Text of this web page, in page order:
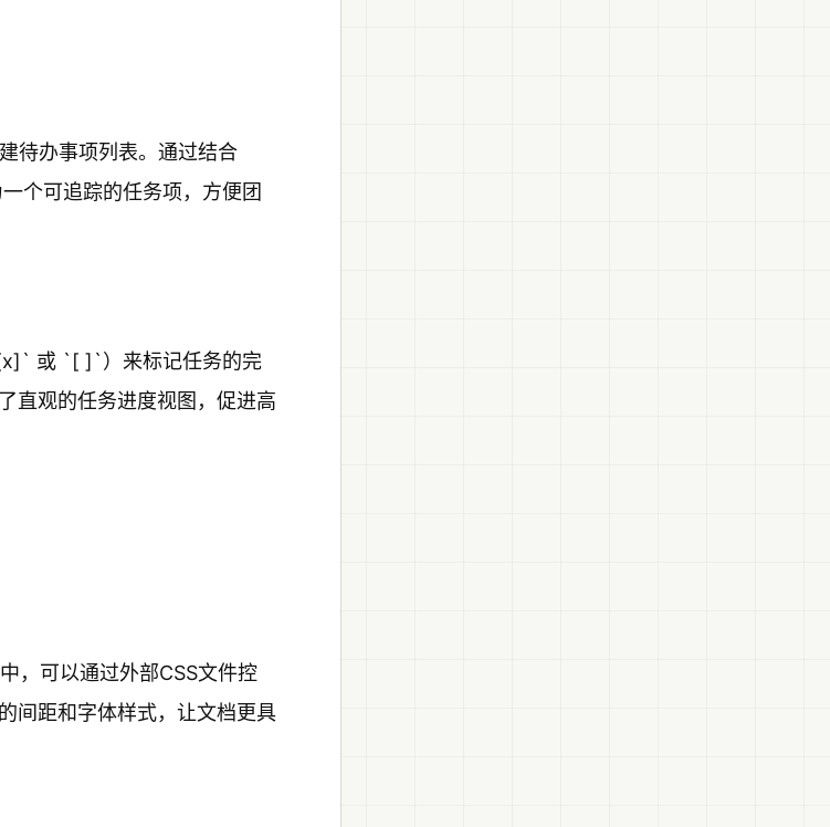
待办事项列表。通过结合
个可追踪的任务项，方便团
或 `[ ]`）来标记任务的完
直观的任务进度视图，促进高
，可以通过外部CSS文件控
间距和字体样式，让文档更具